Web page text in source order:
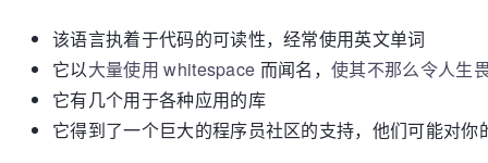
该语言执着于代码的可读性，经常使用英文单词
它以大量使用 whitespace 而闻名，使其不那么令人生
它有几个用于各种应用的库
它得到了一个巨大的程序员社区的支持，他们可能对你